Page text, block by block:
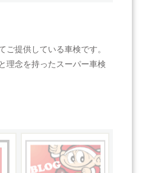
提供している車検です。
理念を持ったスーパー車検